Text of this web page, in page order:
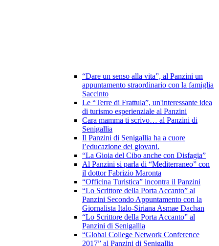
“Dare un senso alla vita”, al Panzini un
appuntamento straordinario con la famiglia
Saccinto
Le “Terre di Frattula”, un'interessante idea
di turismo esperienziale al Panzini
Cara mamma ti scrivo… al Panzini di
Senigallia
Il Panzini di Senigallia ha a cuore
l’educazione dei giovani.
“La Gioia del Cibo anche con Disfagia”
Al Panzini si parla di “Mediterraneo” con
il dottor Fabrizio Maronta
“Officina Turistica” incontra il Panzini
“Lo Scrittore della Porta Accanto” al
Panzini Secondo Appuntamento con la
Giornalista Italo-Siriana Asmae Dachan
“Lo Scrittore della Porta Accanto” al
Panzini di Senigallia
“Global College Network Conference
2017” al Panzini di Senigallia